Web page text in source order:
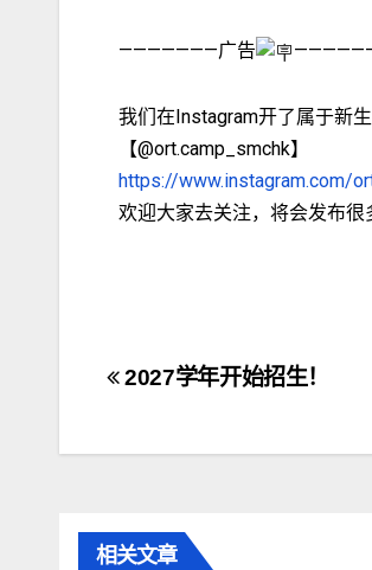
———————广告
我们在Instagram开了属于新生
【@ort.camp_smchk】
https://www.instagram.com/
欢迎大家去关注，将会发布很
2027学年开始招生！
相关文章